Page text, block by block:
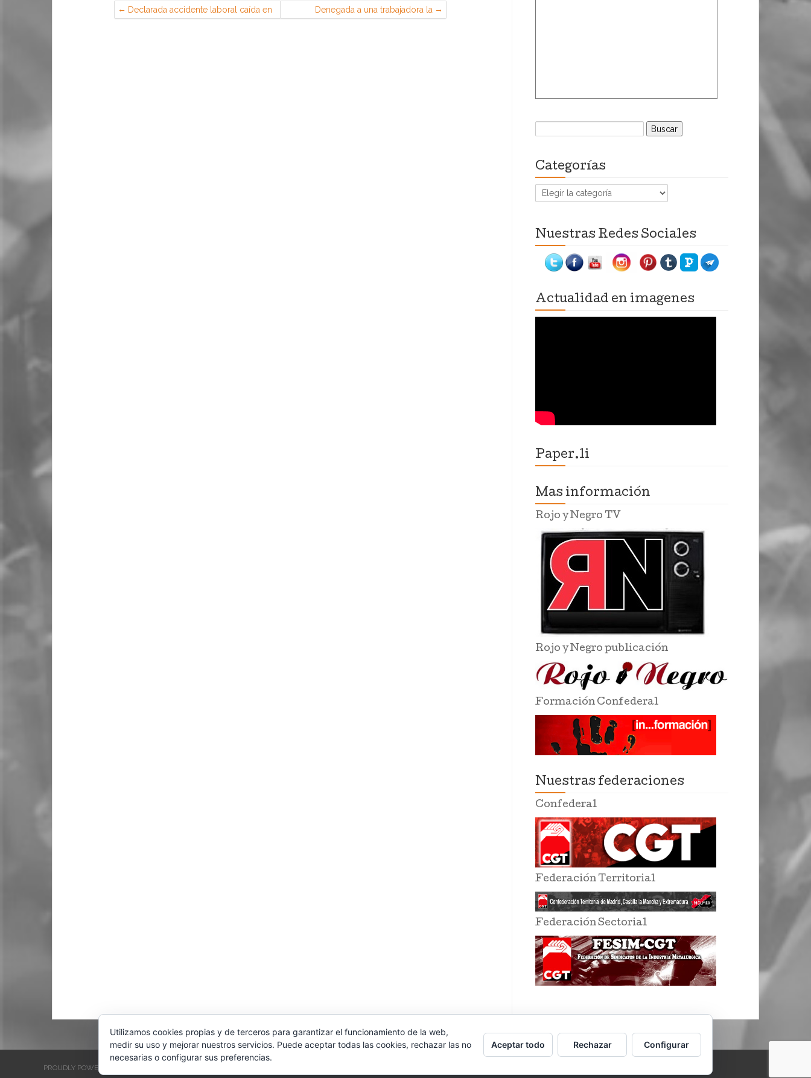
Declarada accidente laboral caída en
casa de teletrabajador durante su
Denegada a una trabajadora la
petición de teletrabajo (art. 34.8 ET)
Buscar:
Categorías
Categorías
Nuestras Redes Sociales
Actualidad en imagenes
Paper.li
Mas información
Rojo y Negro TV
Rojo y Negro publicación
Formación Confederal
Nuestras federaciones
Confederal
Federación Territorial
Federación Sectorial
PROUDLY POWERED BY WORDPRESS
Utilizamos cookies propias y de terceros para garantizar el funcionamiento de la web,
medir su uso y mejorar nuestros servicios. Puede aceptar todas las cookies, rechazar las no
necesarias o configurar sus preferencias.
Aceptar todo Rechazar Configurar